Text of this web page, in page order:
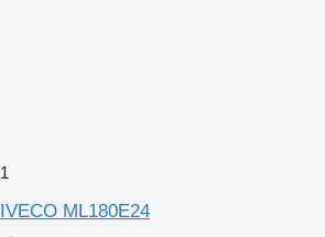
1
IVECO ML180E24